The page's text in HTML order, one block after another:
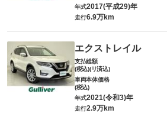
年式2017(平成29)年
走行6.9万km
エクストレイル
支払総額
(税込)(リ済込)
車両本体価格
(税込)
年式2021(令和3)年
走行2.9万km